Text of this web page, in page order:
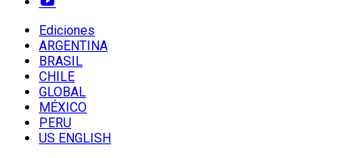
Ediciones
ARGENTINA
BRASIL
CHILE
GLOBAL
MÉXICO
PERU
US ENGLISH